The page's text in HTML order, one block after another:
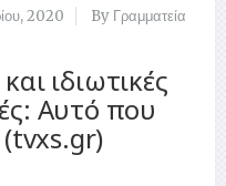
2020
By Γραμματεία
ιδιωτικές
Αυτό που
(tvxs.gr)